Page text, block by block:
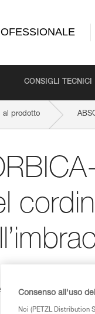
CONSIGLI TECNICI
al prodotto
Y),
per
Consenso all'uso
Noi (PETZL Distribution